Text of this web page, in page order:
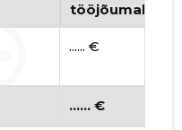
tööjõumaksud
...... €
...... €